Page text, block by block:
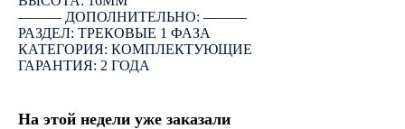
――― ДОПОЛНИТЕЛЬНО: ―――
РАЗДЕЛ: ТРЕКОВЫЕ 1 ФАЗА
КАТЕГОРИЯ: КОМПЛЕКТУЮЩИЕ
ГАРАНТИЯ: 2 ГОДА
На этой недели уже заказали